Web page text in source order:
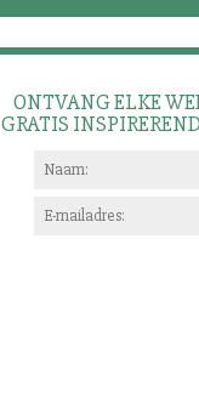
ONTVANG ELKE
GRATIS